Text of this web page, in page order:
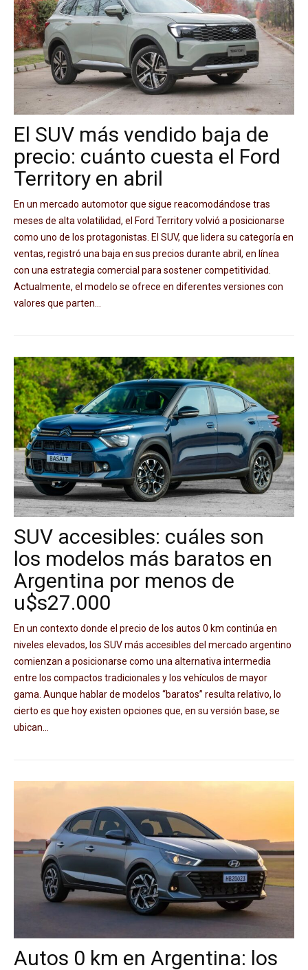
El SUV más vendido baja de
precio: cuánto cuesta el Ford
Territory en abril
En un mercado automotor que sigue reacomodándose tras
meses de alta volatilidad, el Ford Territory volvió a posicionarse
como uno de los protagonistas. El SUV, que lidera su categoría en
ventas, registró una baja en sus precios durante abril, en línea
con una estrategia comercial para sostener competitividad.
Actualmente, el modelo se ofrece en diferentes versiones con
valores que parten...
SUV accesibles: cuáles son
los modelos más baratos en
Argentina por menos de
u$s27.000
En un contexto donde el precio de los autos 0 km continúa en
niveles elevados, los SUV más accesibles del mercado argentino
comienzan a posicionarse como una alternativa intermedia
entre los compactos tradicionales y los vehículos de mayor
gama. Aunque hablar de modelos “baratos” resulta relativo, lo
cierto es que hoy existen opciones que, en su versión base, se
ubican...
Autos 0 km en Argentina: los